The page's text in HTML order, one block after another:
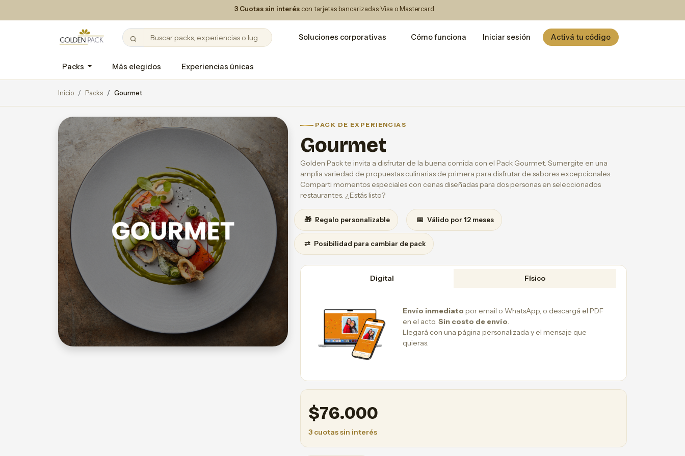
3 Cuotas sin interés con tarjetas bancarizadas Visa o Mastercard
Soluciones corporativas Cómo funciona Iniciar sesión Activá tu código
Packs Más elegidos Experiencias únicas
Inicio Packs Gourmet
PACK DE EXPERIENCIAS
Gourmet
Golden Pack te invita a disfrutar de la buena comida con el Pack Gourmet. Sumergite en una
amplia variedad de propuestas culinarias de primera para disfrutar de sabores excepcionales.
Comparti momentos especiales con cenas diseñadas para dos personas en seleccionados
restaurantes. ¿Estás listo?
🎁 Regalo personalizable 📅 Válido por 12 meses
⇄ Posibilidad para cambiar de pack
Digital Físico
Envío inmediato por email o WhatsApp, o descargá el PDF
en el acto. Sin costo de envío
Llegará con una página personalizada y el mensaje que
quieras.
$76.000
3 cuotas sin interés